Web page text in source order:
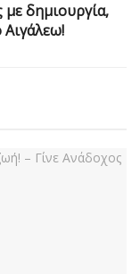
με δημιουργία,
Αιγάλεω!